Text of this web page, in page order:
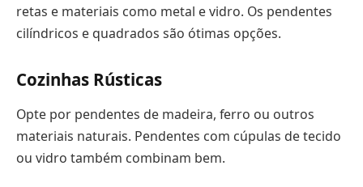
retas e materiais como metal e vidro. Os pendentes
cilíndricos e quadrados são ótimas opções.
Cozinhas Rústicas
Opte por pendentes de madeira, ferro ou outros
materiais naturais. Pendentes com cúpulas de tecido
ou vidro também combinam bem.